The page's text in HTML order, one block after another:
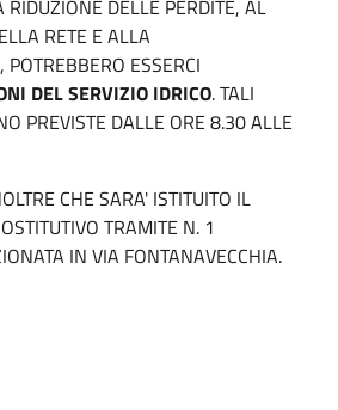
RIDUZIONE DELLE PERDITE, AL
RETE E ALLA
ESSERCI
DEL SERVIZIO IDRICO. TALI
PREVISTE DALLE ORE 8.30 ALLE
CHE SARA' ISTITUITO IL
TRAMITE N. 1
IN VIA FONTANAVECCHIA.